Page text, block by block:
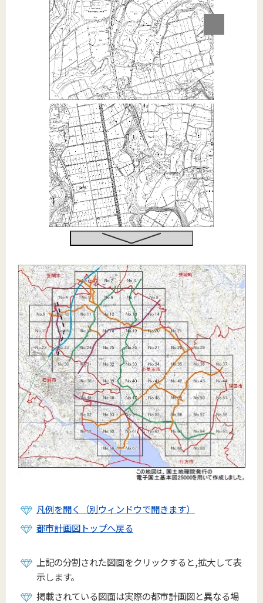
凡例を開く（別ウィンドウで開きます）
都市計画図トップへ戻る
上記の分割された図面をクリックすると,拡大して表
示します。
掲載されている図面は実際の都市計画図と異なる場